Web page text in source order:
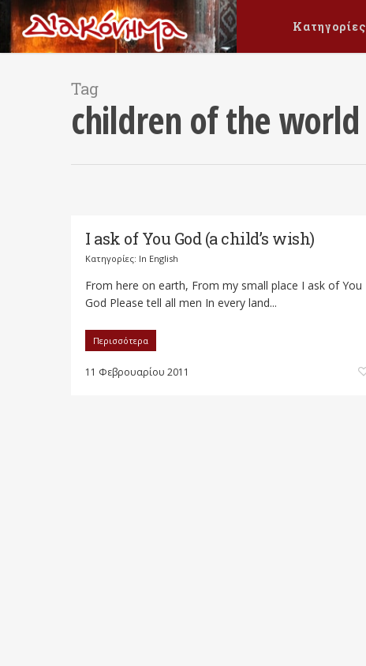
Κατηγορίες
Tag
children of the world
I ask of You God (a child’s wish)
Κατηγορίες: In English
From here on earth, From my small place I ask of You
God Please tell all men In every land...
Περισσότερα
11 Φεβρουαρίου 2011